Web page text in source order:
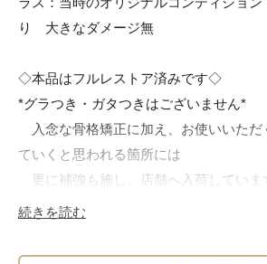
り　大きなダメージ無
◇本品はフルレストア済みです◇
*グラつき・ガタつきはございません*
入念な骨格矯正に加え、お使いいただ
ていくと思われる箇所には
更に補強も施し、店舗へ入荷していま
研磨作業による古い塗装の剥離と着色
続きを読む